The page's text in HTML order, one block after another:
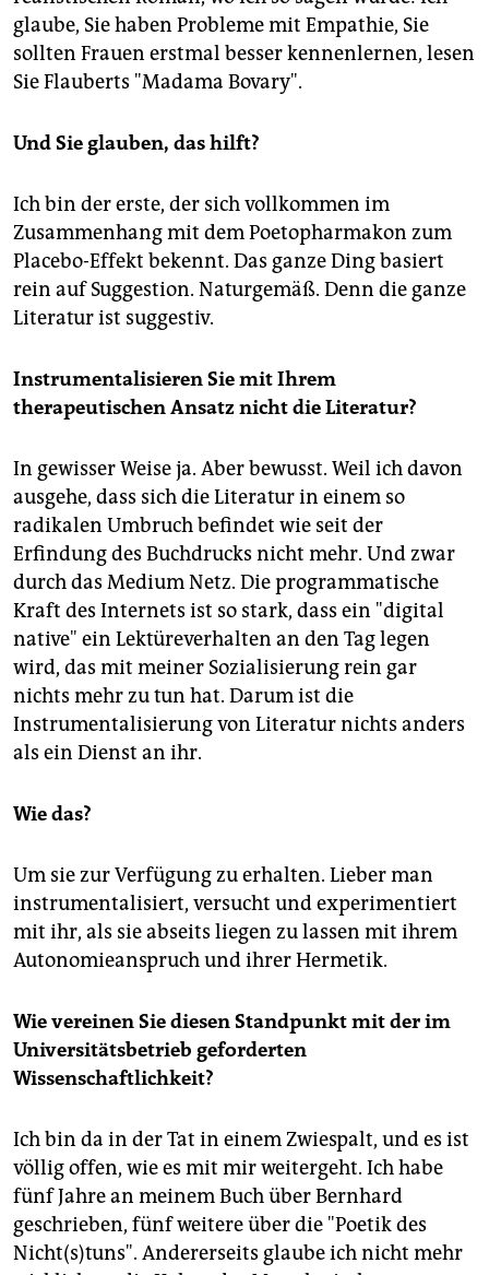
glaube, Sie haben Probleme mit Empathie, Sie
sollten Frauen erstmal besser kennenlernen, lesen
Sie Flauberts "Madama Bovary".
Und Sie glauben, das hilft?
Ich bin der erste, der sich vollkommen im
Zusammenhang mit dem Poetopharmakon zum
Placebo-Effekt bekennt. Das ganze Ding basiert
rein auf Suggestion. Naturgemäß. Denn die ganze
Literatur ist suggestiv.
Instrumentalisieren Sie mit Ihrem
therapeutischen Ansatz nicht die Literatur?
In gewisser Weise ja. Aber bewusst. Weil ich davon
ausgehe, dass sich die Literatur in einem so
radikalen Umbruch befindet wie seit der
Erfindung des Buchdrucks nicht mehr. Und zwar
durch das Medium Netz. Die programmatische
Kraft des Internets ist so stark, dass ein "digital
native" ein Lektüreverhalten an den Tag legen
wird, das mit meiner Sozialisierung rein gar
nichts mehr zu tun hat. Darum ist die
Instrumentalisierung von Literatur nichts anders
als ein Dienst an ihr.
Wie das?
Um sie zur Verfügung zu erhalten. Lieber man
instrumentalisiert, versucht und experimentiert
mit ihr, als sie abseits liegen zu lassen mit ihrem
Autonomieanspruch und ihrer Hermetik.
Wie vereinen Sie diesen Standpunkt mit der im
Universitätsbetrieb geforderten
Wissenschaftlichkeit?
Ich bin da in der Tat in einem Zwiespalt, und es ist
völlig offen, wie es mit mir weitergeht. Ich habe
fünf Jahre an meinem Buch über Bernhard
geschrieben, fünf weitere über die "Poetik des
Nicht(s)tuns". Andererseits glaube ich nicht mehr